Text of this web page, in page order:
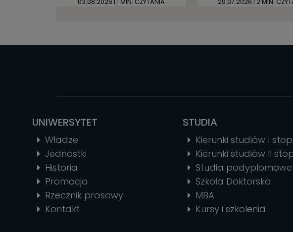
03.08.2026 | 1 MIN. CZYTANIA 29.07.2026 | 2 MIN.
UNIWERSYTET
Władze
Jednostki
Historia
Promocja
Rzecznik prasowy
Kontakt
STUDIA
Kierunki studiów I
Kierunki studiów II
Studia podyplomowe
Szkoła Doktorska
MBA
Kursy i szkolenia